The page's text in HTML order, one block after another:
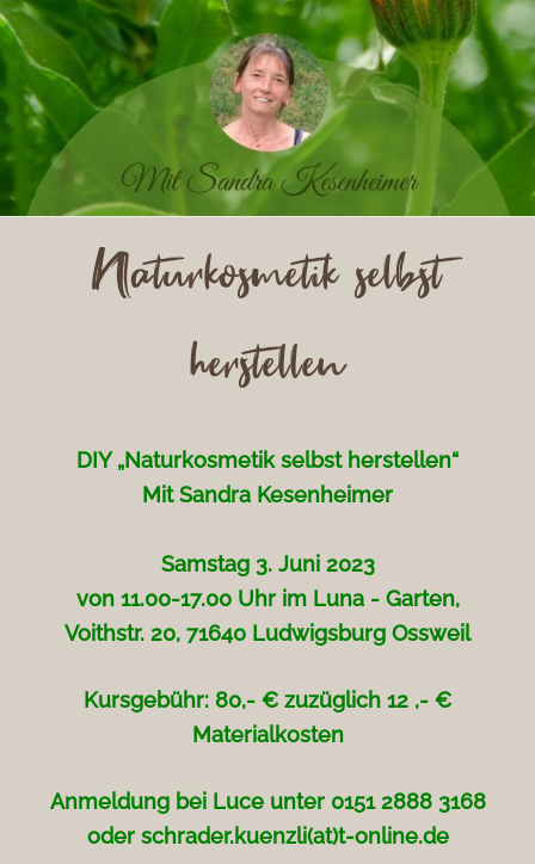
Naturkosmetik selbst
herstellen
DIY „Naturkosmetik selbst herstellen“
Mit Sandra Kesenheimer
Samstag 3. Juni 2023
von 11.00-17.00 Uhr im Luna - Garten,
Voithstr. 20, 71640 Ludwigsburg Ossweil
Kursgebühr: 80,- € zuzüglich 12 ,- €
Materialkosten
Anmeldung bei Luce unter 0151 2888 3168
oder schrader.kuenzli(at)t-online.de